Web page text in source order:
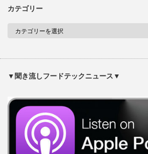
カテゴリー
▼聞き流しフードテックニュース▼